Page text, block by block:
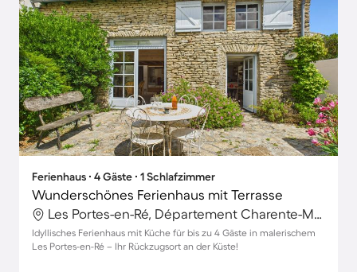
Ferienhaus ∙ 4 Gäste ∙ 1 Schlafzimmer
Wunderschönes Ferienhaus mit Terrasse
Les Portes-en-Ré, Département Charente-Maritime, Frankreich
Idyllisches Ferienhaus mit Küche für bis zu 4 Gäste in malerischem
Les Portes-en-Ré – Ihr Rückzugsort an der Küste!